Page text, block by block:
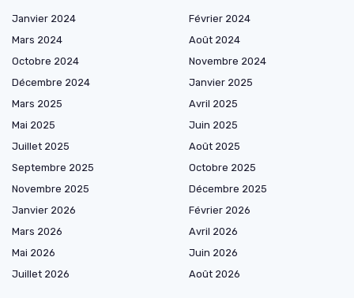
Janvier 2024
Février 2024
Mars 2024
Août 2024
Octobre 2024
Novembre 2024
Décembre 2024
Janvier 2025
Mars 2025
Avril 2025
Mai 2025
Juin 2025
Juillet 2025
Août 2025
Septembre 2025
Octobre 2025
Novembre 2025
Décembre 2025
Janvier 2026
Février 2026
Mars 2026
Avril 2026
Mai 2026
Juin 2026
Juillet 2026
Août 2026